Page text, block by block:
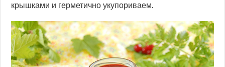
крышками и герметично укупориваем.